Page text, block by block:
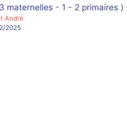
3 maternelles - 1 - 2 primaires
André
2025